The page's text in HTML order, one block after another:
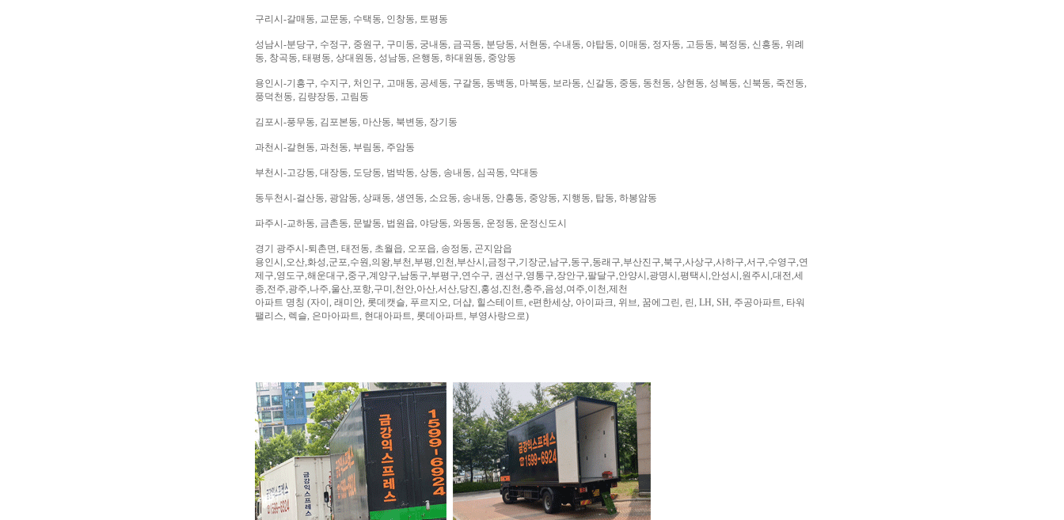
구리시-갈매동, 교문동, 수택동, 인창동, 토평동
성남시-분당구, 수정구, 중원구, 구미동, 궁내동, 금곡동, 분당동, 서현동, 수내동, 야탑동, 이매동, 정자동, 고등동, 복정동, 신흥동, 위례
동, 창곡동, 태평동, 상대원동, 성남동, 은행동, 하대원동, 중앙동
용인시-기흥구, 수지구, 처인구, 고매동, 공세동, 구갈동, 동백동, 마북동, 보라동, 신갈동, 중동, 동천동, 상현동, 성복동, 신북동, 죽전동,
풍덕천동, 김량장동, 고림동
김포시-풍무동, 김포본동, 마산동, 북변동, 장기동
과천시-갈현동, 과천동, 부림동, 주암동
부천시-고강동, 대장동, 도당동, 범박동, 상동, 송내동, 심곡동, 약대동
동두천시-걸산동, 광암동, 상패동, 생연동, 소요동, 송내동, 안흥동, 중앙동, 지행동, 탑동, 하봉암동
파주시-교하동, 금촌동, 문발동, 법원읍, 야당동, 와동동, 운정동, 운정신도시
경기 광주시-퇴촌면, 태전동, 초월읍, 오포읍, 송정동, 곤지암읍
용인시,오산,화성,군포,수원,의왕,부천,부평,인천,부산시,금정구,기장군,남구,동구,동래구,부산진구,북구,사상구,사하구,서구,수영구,연
제구,영도구,해운대구,중구,계양구,남동구,부평구,연수구, 권선구,영통구,장안구,팔달구,안양시,광명시,평택시,안성시,원주시,대전,세
종,전주,광주,나주,울산,포항,구미,천안,아산,서산,당진,홍성,진천,충주,음성,여주,이천,제천
아파트 명칭 (자이, 래미안, 롯데캣슬, 푸르지오, 더샵, 힐스테이트, e편한세상, 아이파크, 위브, 꿈에그린, 린, LH, SH, 주공아파트, 타워
팰리스, 렉슬, 은마아파트, 현대아파트, 롯데아파트, 부영사랑으로)